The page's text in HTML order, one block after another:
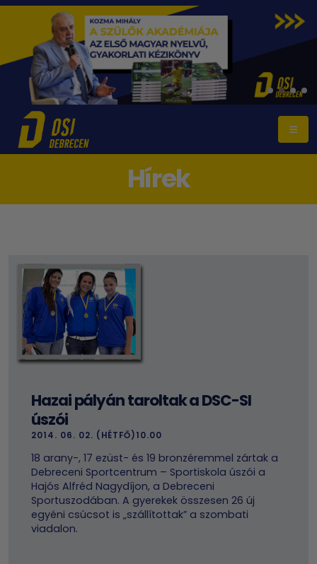
Hírek
Hazai pályán taroltak a DSC-SI
úszói
2014. 06. 02. (HÉTFŐ)10.00
18 arany-, 17 ezüst- és 19 bronzéremmel zártak a
Debreceni Sportcentrum – Sportiskola úszói a
Hajós Alfréd Nagydíjon, a Debreceni
Sportuszodában. A gyerekek összesen 26 új
egyéni csúcsot is „szállítottak” a szombati
viadalon.